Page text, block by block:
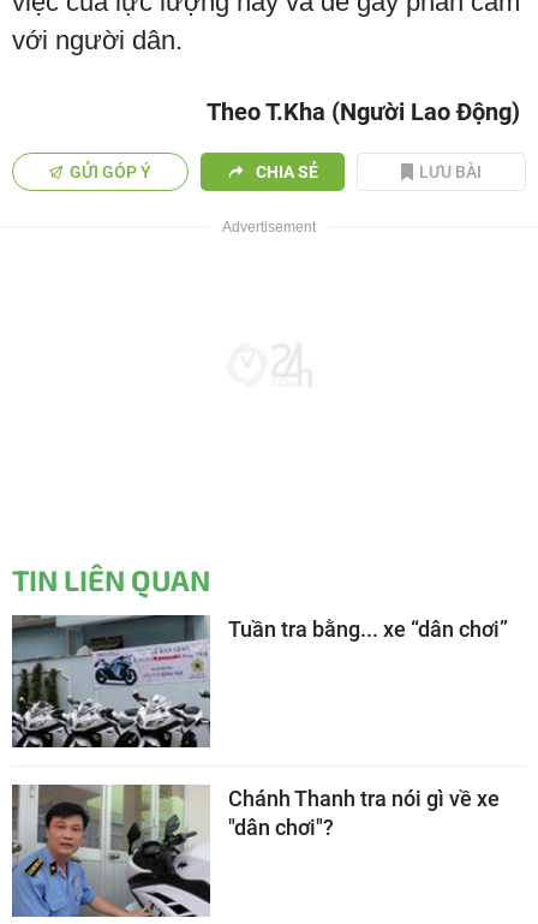
với người dân.
Theo T.Kha (Người Lao Động)
GỬI GÓP Ý CHIA SẺ LƯU BÀI
TIN LIÊN QUAN
Tuần tra bằng... xe “dân chơi”
Chánh Thanh tra nói gì về xe
"dân chơi"?